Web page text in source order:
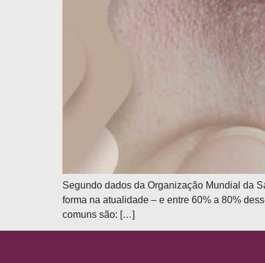
Segundo dados da Organização Mundial da
forma na atualidade – e entre 60% a 80%
comuns são: […]